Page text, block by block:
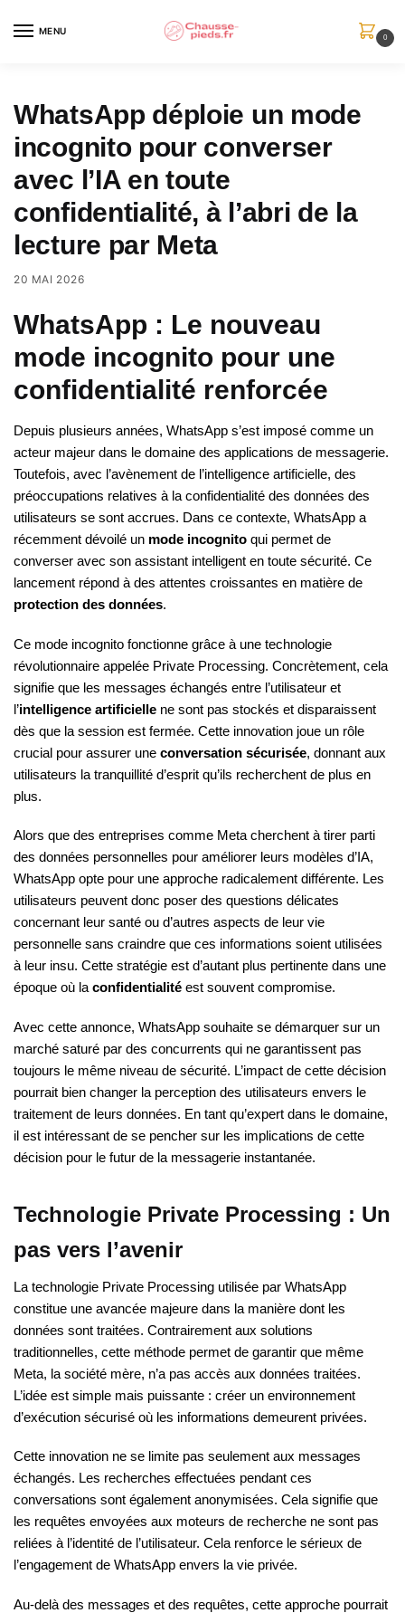
MENU
0
WhatsApp déploie un mode
incognito pour converser
avec l’IA en toute
confidentialité, à l’abri de la
lecture par Meta
20 MAI 2026
WhatsApp : Le nouveau
mode incognito pour une
confidentialité renforcée
Depuis plusieurs années, WhatsApp s’est imposé comme un
acteur majeur dans le domaine des applications de messagerie.
Toutefois, avec l’avènement de l’intelligence artificielle, des
préoccupations relatives à la confidentialité des données des
utilisateurs se sont accrues. Dans ce contexte, WhatsApp a
récemment dévoilé un mode incognito qui permet de
converser avec son assistant intelligent en toute sécurité. Ce
lancement répond à des attentes croissantes en matière de
protection des données.
Ce mode incognito fonctionne grâce à une technologie
révolutionnaire appelée Private Processing. Concrètement, cela
signifie que les messages échangés entre l’utilisateur et
l’intelligence artificielle ne sont pas stockés et disparaissent
dès que la session est fermée. Cette innovation joue un rôle
crucial pour assurer une conversation sécurisée, donnant aux
utilisateurs la tranquillité d’esprit qu’ils recherchent de plus en
plus.
Alors que des entreprises comme Meta cherchent à tirer parti
des données personnelles pour améliorer leurs modèles d’IA,
WhatsApp opte pour une approche radicalement différente. Les
utilisateurs peuvent donc poser des questions délicates
concernant leur santé ou d’autres aspects de leur vie
personnelle sans craindre que ces informations soient utilisées
à leur insu. Cette stratégie est d’autant plus pertinente dans une
époque où la confidentialité est souvent compromise.
Avec cette annonce, WhatsApp souhaite se démarquer sur un
marché saturé par des concurrents qui ne garantissent pas
toujours le même niveau de sécurité. L’impact de cette décision
pourrait bien changer la perception des utilisateurs envers le
traitement de leurs données. En tant qu’expert dans le domaine,
il est intéressant de se pencher sur les implications de cette
décision pour le futur de la messagerie instantanée.
Technologie Private Processing : Un
pas vers l’avenir
La technologie Private Processing utilisée par WhatsApp
constitue une avancée majeure dans la manière dont les
données sont traitées. Contrairement aux solutions
traditionnelles, cette méthode permet de garantir que même
Meta, la société mère, n’a pas accès aux données traitées.
L’idée est simple mais puissante : créer un environnement
d’exécution sécurisé où les informations demeurent privées.
Cette innovation ne se limite pas seulement aux messages
échangés. Les recherches effectuées pendant ces
conversations sont également anonymisées. Cela signifie que
les requêtes envoyées aux moteurs de recherche ne sont pas
reliées à l’identité de l’utilisateur. Cela renforce le sérieux de
l’engagement de WhatsApp envers la vie privée.
Au-delà des messages et des requêtes, cette approche pourrait